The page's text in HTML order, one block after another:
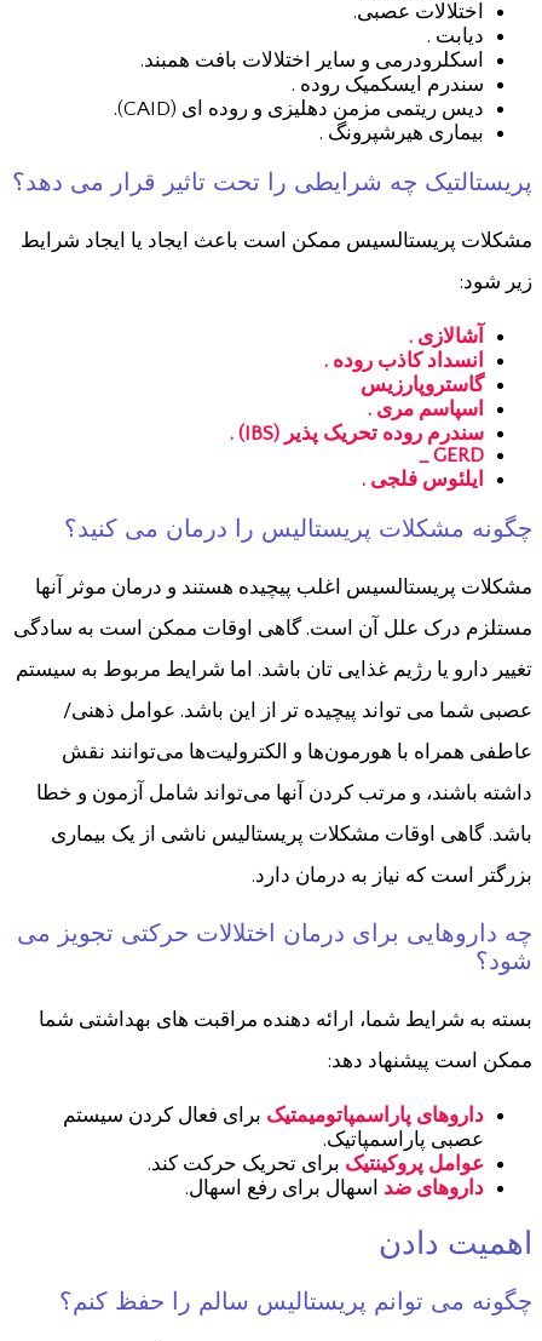
اختلالات عصبی.
دیابت .
اسکلرودرمی و سایر اختلالات بافت همبند.
سندرم ایسکمیک روده .
دیس ریتمی مزمن دهلیزی و روده ای (CAID).
بیماری هیرشپرونگ .
پریستالتیک چه شرایطی را تحت تاثیر قرار می دهد؟
مشکلات پریستالسیس ممکن است باعث ایجاد یا ایجاد شرایط
زیر شود:
آشالازی .
انسداد کاذب روده .
گاستروپارزیس
اسپاسم مری .
سندرم روده تحریک پذیر (IBS) .
GERD _
ایلئوس فلجی .
چگونه مشکلات پریستالیس را درمان می کنید؟
مشکلات پریستالسیس اغلب پیچیده هستند و درمان موثر آنها
مستلزم درک علل آن است. گاهی اوقات ممکن است به سادگی
تغییر دارو یا رژیم غذایی تان باشد. اما شرایط مربوط به سیستم
عصبی شما می تواند پیچیده تر از این باشد. عوامل ذهنی/
عاطفی همراه با هورمون‌ها و الکترولیت‌ها می‌توانند نقش
داشته باشند، و مرتب کردن آنها می‌تواند شامل آزمون و خطا
باشد. گاهی اوقات مشکلات پریستالیس ناشی از یک بیماری
بزرگتر است که نیاز به درمان دارد.
چه داروهایی برای درمان اختلالات حرکتی تجویز می
شود؟
بسته به شرایط شما، ارائه دهنده مراقبت های بهداشتی شما
ممکن است پیشنهاد دهد:
داروهای پاراسمپاتومیمتیک برای فعال کردن سیستم
عصبی پاراسمپاتیک.
عوامل پروکینتیک برای تحریک حرکت کند.
داروهای ضد اسهال برای رفع اسهال.
اهميت دادن
چگونه می توانم پریستالیس سالم را حفظ کنم؟